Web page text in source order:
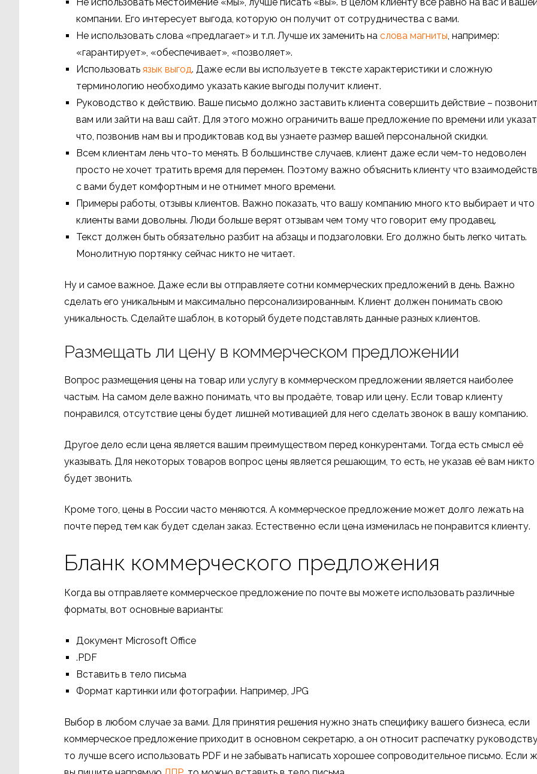
компании. Его интересует выгода, которую он получит от сотрудничества с вами.
Не использовать слова «предлагает» и т.п. Лучше их заменить на слова магниты, например:
«гарантирует», «обеспечивает», «позволяет».
Использовать язык выгод. Даже если вы используете в тексте характеристики и сложную
терминологию необходимо указать какие выгоды получит клиент.
Руководство к действию. Ваше письмо должно заставить клиента совершить действие –
вам или зайти на ваш сайт. Для этого можно ограничить ваше предложение по времени или
что, позвонив нам вы и продиктовав код вы узнаете размер вашей персональной скидки.
Всем клиентам лень что-то менять. В большинстве случаев, клиент даже если чем-то недоволен
просто не хочет тратить время для перемен. Поэтому важно объяснить клиенту что
с вами будет комфортным и не отнимет много времени.
Примеры работы, отзывы клиентов. Важно показать, что вашу компанию много кто выбирает и что
клиенты вами довольны. Люди больше верят отзывам чем тому что говорит ему продавец.
Текст должен быть обязательно разбит на абзацы и подзаголовки. Его должно быть легко читать.
Монолитную портянку сейчас никто не читает.
Ну и самое важное. Даже если вы отправляете сотни коммерческих предложений в день. Важно
сделать его уникальным и максимально персонализированным. Клиент должен понимать свою
уникальность. Сделайте шаблон, в который будете подставлять данные разных клиентов.
Размещать ли цену в коммерческом предложении
Вопрос размещения цены на товар или услугу в коммерческом предложении является наиболее
частым. На самом деле важно понимать, что вы продаёте, товар или цену. Если товар клиенту
понравился, отсутствие цены будет лишней мотивацией для него сделать звонок в вашу компанию.
Другое дело если цена является вашим преимуществом перед конкурентами. Тогда есть смысл её
указывать. Для некоторых товаров вопрос цены является решающим, то есть, не указав её вам никто
будет звонить.
Кроме того, цены в России часто меняются. А коммерческое предложение может долго лежать на
почте перед тем как будет сделан заказ. Естественно если цена изменилась не понравится клиенту.
Бланк коммерческого предложения
Когда вы отправляете коммерческое предложение по почте вы можете использовать различные
форматы, вот основные варианты:
Документ Microsoft Office
.PDF
Вставить в тело письма
Формат картинки или фотографии. Например, JPG
Выбор в любом случае за вами. Для принятия решения нужно знать специфику вашего бизнеса, если
коммерческое предложение приходит в основном секретарю, а он относит распечатку
то лучше всего использовать PDF и не забывать написать хорошее сопроводительное письмо. Если